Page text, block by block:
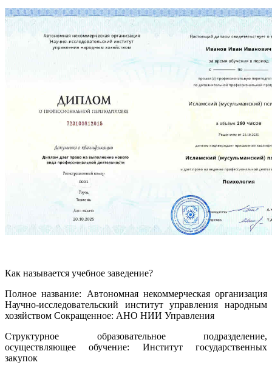
Как называется учебное заведение?
Полное название: Автономная некоммерческая организация
Научно-исследовательский институт управления народным
хозяйством Сокращенное: АНО НИИ Управления
Структурное образовательное подразделение,
осуществляющее обучение: Институт государственных
закупок